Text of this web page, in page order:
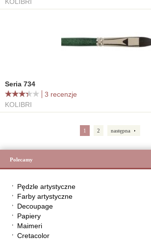
Seria 734
3 recenzje
KOLIBRI
1 2 następna
Polecamy
Pędzle artystyczne
Farby artystyczne
Decoupage
Papiery
Maimeri
Cretacolor